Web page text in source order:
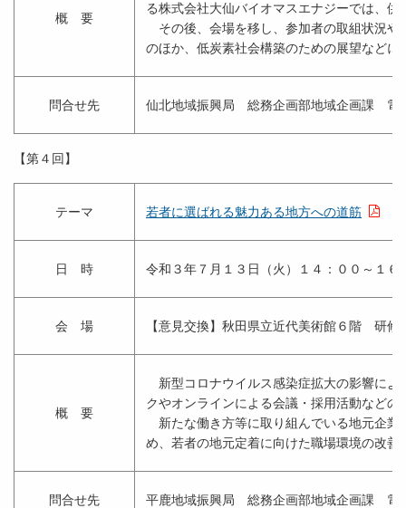
概 要
る株式会社大仙バイオマスエナジーでは、
その後、会場を移し、参加者の取組状況や
のほか、低炭素社会構築のための展望などに
問合せ先 仙北地域振興局 総務企画部地域企画課 電
【第４回】
テーマ 若者に選ばれる魅力ある地方への道筋
日 時 令和３年７月１３日（火）１４：００～１６
会 場 【意見交換】秋田県立近代美術館６階 研
概 要
新型コロナウイルス感染症拡大の影響によ
クやオンラインによる会議・採用活動など
新たな働き方等に取り組んでいる地元企業
め、若者の地元定着に向けた職場環境の改
問合せ先 平鹿地域振興局 総務企画部地域企画課 電